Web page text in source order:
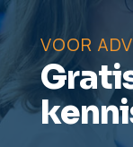
VOOR